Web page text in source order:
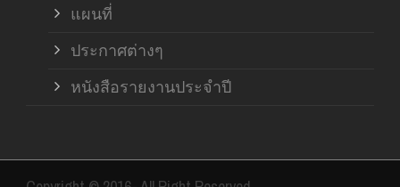
แผนที่
ประกาศต่างๆ
หนังสือรายงานประจำปี